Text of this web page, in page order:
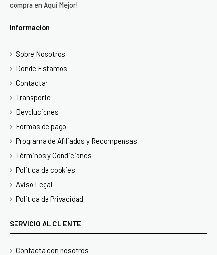
compra en Aquí Mejor!
Información
Sobre Nosotros
Donde Estamos
Contactar
Transporte
Devoluciones
Formas de pago
Programa de Afiliados y Recompensas
Términos y Condiciones
Politica de cookies
Aviso Legal
Politica de Privacidad
SERVICIO AL CLIENTE
Contacta con nosotros